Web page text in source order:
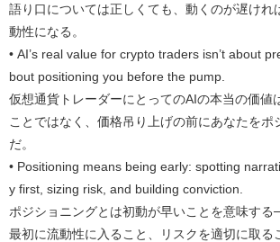
語り口については正しくても、動くのが遅けれ
動性になる。
• AI’s real value for crypto traders isn’t about
bout positioning you before the pump.
仮想通貨トレーダーにとってのAIの本当の価値
ことではなく、価格吊り上げの前にあなたをポ
だ。
• Positioning means being early: spotting
y first, sizing risk, and building conviction.
ポジショニングとは初動が早いことを意味する
最初に流動性に入ること、リスクを適切に取る